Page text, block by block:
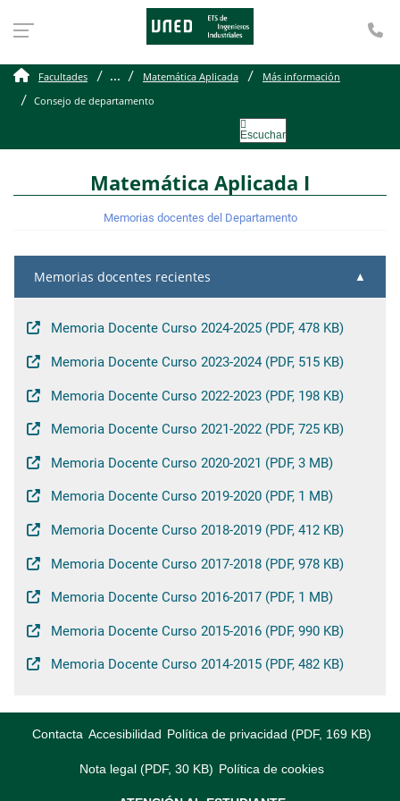
Memorias Docentes
Facultades ... Matemática Aplicada
Más información
Consejo de departamento
Escuchar
Matemática Aplicada I
Memorias docentes del Departamento
Memorias docentes recientes
Memoria Docente Curso 2024-2025 (PDF, 478 KB)
Memoria Docente Curso 2023-2024 (PDF, 515 KB)
Memoria Docente Curso 2022-2023 (PDF, 198 KB)
Memoria Docente Curso 2021-2022 (PDF, 725 KB)
Memoria Docente Curso 2020-2021 (PDF, 3 MB)
Memoria Docente Curso 2019-2020 (PDF, 1 MB)
Memoria Docente Curso 2018-2019 (PDF, 412 KB)
Memoria Docente Curso 2017-2018 (PDF, 978 KB)
Memoria Docente Curso 2016-2017 (PDF, 1 MB)
Memoria Docente Curso 2015-2016 (PDF, 990 KB)
Memoria Docente Curso 2014-2015 (PDF, 482 KB)
Contacta Accesibilidad Política de privacidad (PDF, 169 KB)
Nota legal (PDF, 30 KB) Política de cookies